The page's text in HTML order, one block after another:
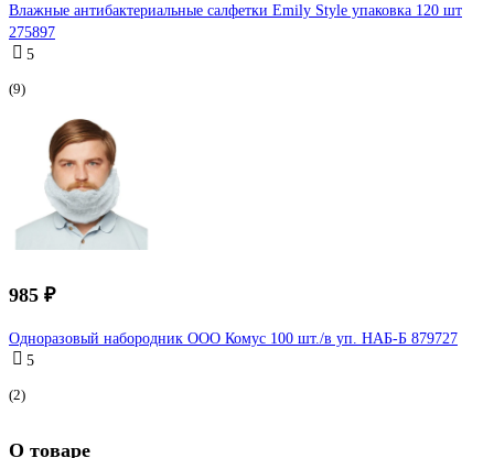
Влажные антибактериальные салфетки Emily Style упаковка 120 шт
275897
5
(9)
985 ₽
Одноразовый набородник ООО Комус 100 шт./в уп. НАБ-Б 879727
5
(2)
О товаре